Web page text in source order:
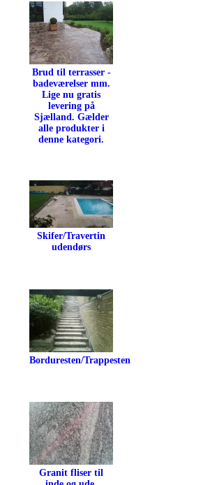
Brud til terrasser -
badeværelser mm.
Lige nu gratis
levering på
Sjælland. Gælder
alle produkter i
denne kategori.
Skifer/Travertin
udendørs
Borduresten/Trappesten
Granit fliser til